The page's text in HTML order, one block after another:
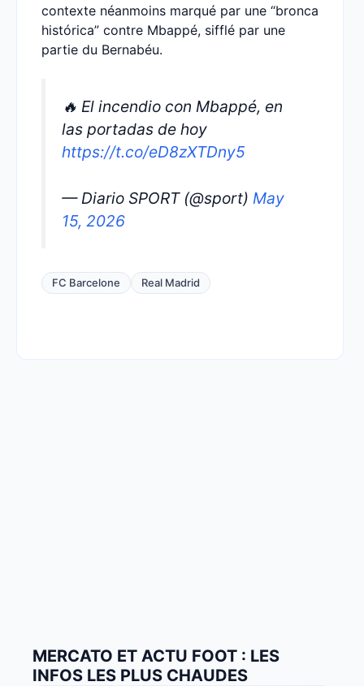
contexte néanmoins marqué par une “bronca
histórica” contre Mbappé, sifflé par une
partie du Bernabéu.
🔥 El incendio con Mbappé, en
las portadas de hoy
https://t.co/eD8zXTDny5
— Diario SPORT (@sport) May
15, 2026
FC Barcelone Real Madrid
MERCATO ET ACTU FOOT : LES
INFOS LES PLUS CHAUDES